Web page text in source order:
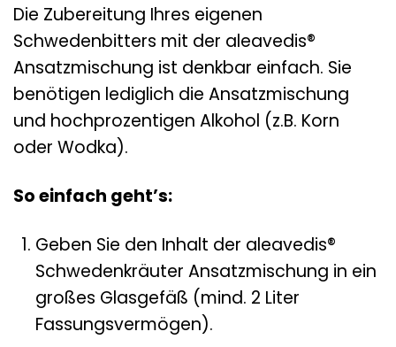
Die Zubereitung Ihres eigenen
Schwedenbitters mit der aleavedis®
Ansatzmischung ist denkbar einfach. Sie
benötigen lediglich die Ansatzmischung
und hochprozentigen Alkohol (z.B. Korn
oder Wodka).
So einfach geht’s:
Geben Sie den Inhalt der aleavedis®
Schwedenkräuter Ansatzmischung in ein
großes Glasgefäß (mind. 2 Liter
Fassungsvermögen).